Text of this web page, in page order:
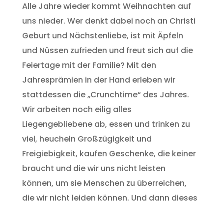
Alle Jahre wieder kommt Weihnachten auf
uns nieder. Wer denkt dabei noch an Christi
Geburt und Nächstenliebe, ist mit Äpfeln
und Nüssen zufrieden und freut sich auf die
Feiertage mit der Familie? Mit den
Jahresprämien in der Hand erleben wir
stattdessen die „Crunchtime“ des Jahres.
Wir arbeiten noch eilig alles
Liegengebliebene ab, essen und trinken zu
viel, heucheln Großzügigkeit und
Freigiebigkeit, kaufen Geschenke, die keiner
braucht und die wir uns nicht leisten
können, um sie Menschen zu überreichen,
die wir nicht leiden können. Und dann dieses